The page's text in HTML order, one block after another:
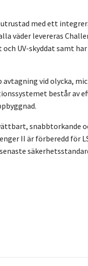
med ett
väder levereras
UV-skyddat samt
avtagning vid olycka,
består av
snabbtorkande
II är förberedd för